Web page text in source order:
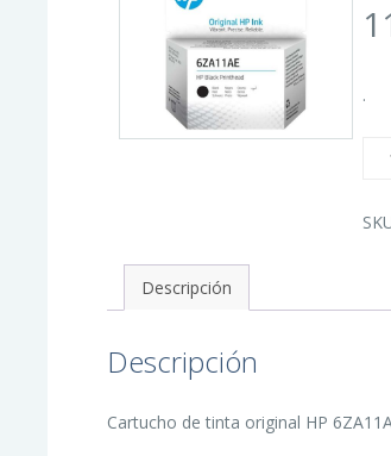
.
Descripción
Descripción
Cartucho de tinta original HP